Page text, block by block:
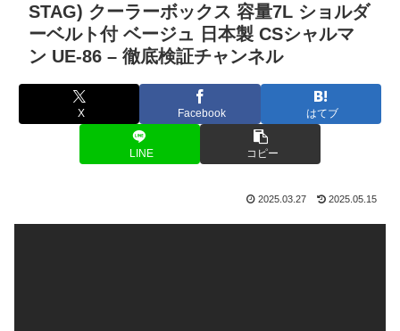
STAG) クーラーボックス 容量7L ショルダ
ーベルト付 ベージュ 日本製 CSシャルマ
ン UE-86 – 徹底検証チャンネル
X Facebook はてブ
LINE コピー
2025.03.27 2025.05.15